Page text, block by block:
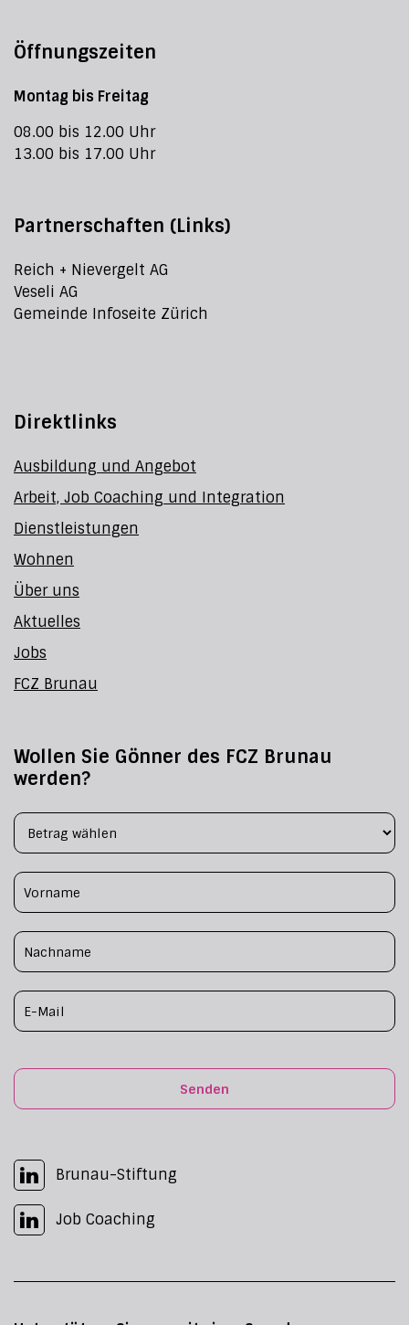
Öffnungszeiten
Montag bis Freitag
08.00 bis 12.00 Uhr
13.00 bis 17.00 Uhr
Partnerschaften (Links)
Reich + Nievergelt AG
Veseli AG
Gemeinde Infoseite Zürich
Direktlinks
Ausbildung und Angebot
Arbeit, Job Coaching und Integration
Dienstleistungen
Wohnen
Über uns
Aktuelles
Jobs
FCZ Brunau
Wollen Sie Gönner des FCZ Brunau
werden?
Senden
Brunau-Stiftung
Job Coaching